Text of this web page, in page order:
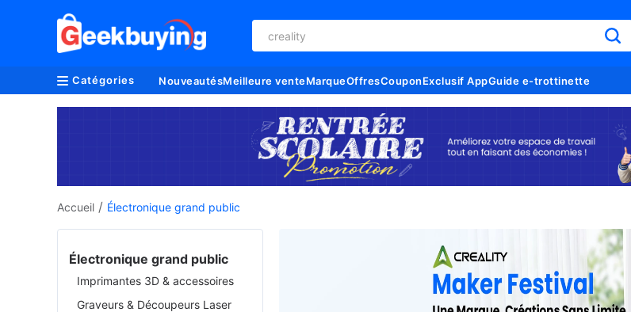
creality
Catégories NouveautésMeilleure venteMarqueOffresCouponExclusif AppGuide e-trottinette
Accueil / Électronique grand public
Électronique grand public
Imprimantes 3D & accessoires
Graveurs & Découpeurs Laser